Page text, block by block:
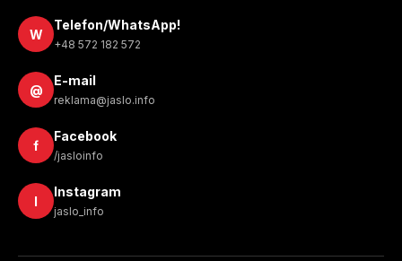
W
Telefon/WhatsApp!
+48 572 182 572
@
E-mail
reklama@jaslo.info
f
Facebook
/jasloinfo
I
Instagram
jaslo_info